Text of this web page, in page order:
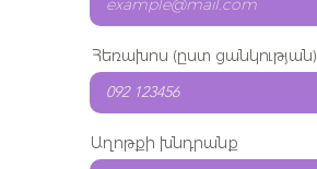
Հեռախոս (ըստ ցանկության)
Աղոթքի խնդրանք